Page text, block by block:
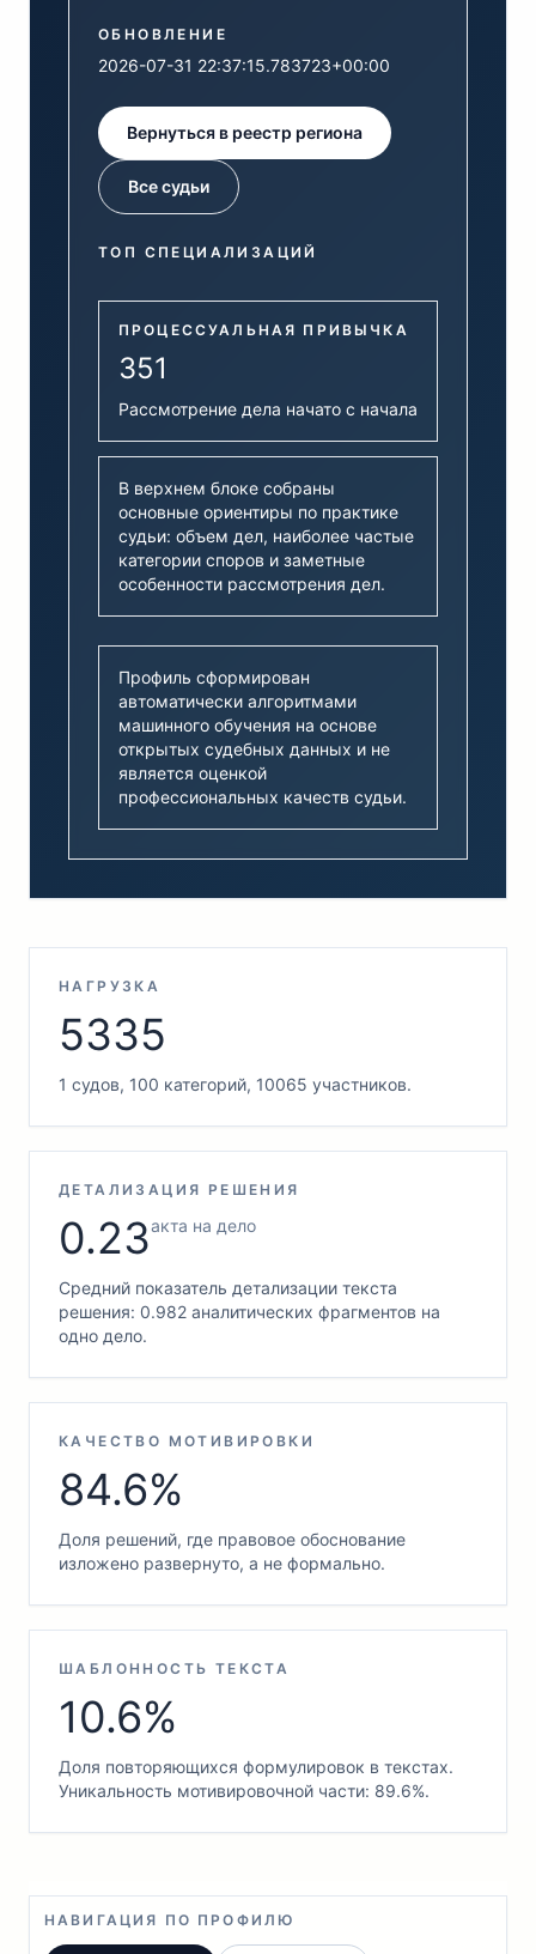
ОБНОВЛЕНИЕ
2026-07-31 22:37:15.783723+00:00
Вернуться в реестр региона
Все судьи
ТОП СПЕЦИАЛИЗАЦИЙ
ПРОЦЕССУАЛЬНАЯ ПРИВЫЧКА
351
Рассмотрение дела начато с начала
В верхнем блоке собраны
основные ориентиры по практике
судьи: объем дел, наиболее частые
категории споров и заметные
особенности рассмотрения дел.
Профиль сформирован
автоматически алгоритмами
машинного обучения на основе
открытых судебных данных и не
является оценкой
профессиональных качеств судьи.
НАГРУЗКА
5335
1 судов, 100 категорий, 10065 участников.
ДЕТАЛИЗАЦИЯ РЕШЕНИЯ
0.23акта на дело
Средний показатель детализации текста
решения: 0.982 аналитических фрагментов на
одно дело.
КАЧЕСТВО МОТИВИРОВКИ
84.6%
Доля решений, где правовое обоснование
изложено развернуто, а не формально.
ШАБЛОННОСТЬ ТЕКСТА
10.6%
Доля повторяющихся формулировок в текстах.
Уникальность мотивировочной части: 89.6%.
НАВИГАЦИЯ ПО ПРОФИЛЮ